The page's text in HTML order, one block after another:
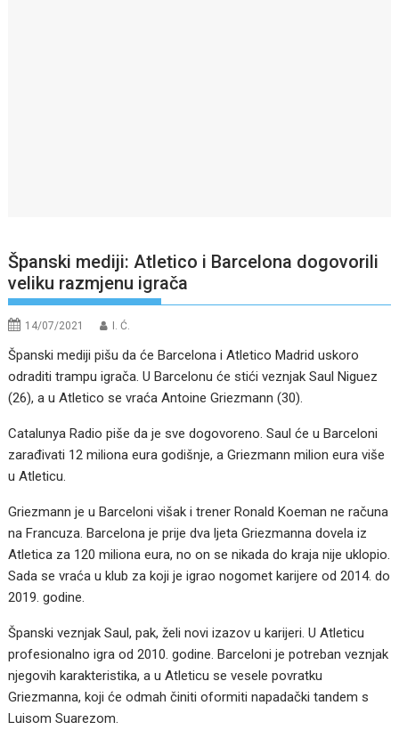
Španski mediji: Atletico i Barcelona dogovorili
veliku razmjenu igrača
14/07/2021 I. Ć.
Španski mediji pišu da će Barcelona i Atletico Madrid uskoro
odraditi trampu igrača. U Barcelonu će stići veznjak Saul Niguez
(26), a u Atletico se vraća Antoine Griezmann (30).
Catalunya Radio piše da je sve dogovoreno. Saul će u Barceloni
zarađivati 12 miliona eura godišnje, a Griezmann milion eura više
u Atleticu.
Griezmann je u Barceloni višak i trener Ronald Koeman ne računa
na Francuza. Barcelona je prije dva ljeta Griezmanna dovela iz
Atletica za 120 miliona eura, no on se nikada do kraja nije uklopio.
Sada se vraća u klub za koji je igrao nogomet karijere od 2014. do
2019. godine.
Španski veznjak Saul, pak, želi novi izazov u karijeri. U Atleticu
profesionalno igra od 2010. godine. Barceloni je potreban veznjak
njegovih karakteristika, a u Atleticu se vesele povratku
Griezmanna, koji će odmah činiti oformiti napadački tandem s
Luisom Suarezom.